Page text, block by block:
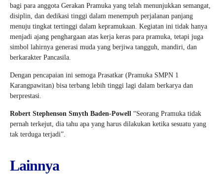
bagi para anggota Gerakan Pramuka yang telah menunjukkan semangat,
disiplin, dan dedikasi tinggi dalam menempuh perjalanan panjang
menuju tingkat tertinggi dalam kepramukaan. Kegiatan ini tidak hanya
menjadi ajang penghargaan atas kerja keras para pramuka, tetapi juga
simbol lahirnya generasi muda yang berjiwa tangguh, mandiri, dan
berkarakter Pancasila.
Dengan pencapaian ini semoga Prasatkar (Pramuka SMPN 1
Karangpawitan) bisa terbang lebih tinggi lagi dalam berkarya dan
berprestasi.
Robert Stephenson Smyth Baden-Powell “Seorang Pramuka tidak
pernah terkejut, dia tahu apa yang harus dilakukan ketika sesuatu yang
tak terduga terjadi”.
Lainnya